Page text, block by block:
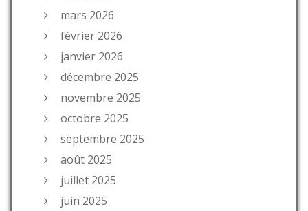
mars 2026
février 2026
janvier 2026
décembre 2025
novembre 2025
octobre 2025
septembre 2025
août 2025
juillet 2025
juin 2025